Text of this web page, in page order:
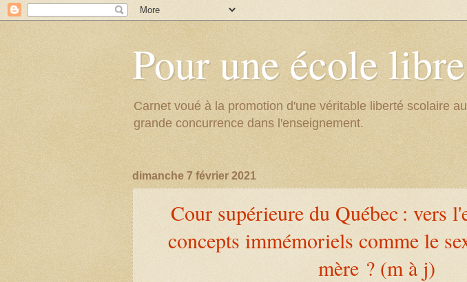
Pour une école
Carnet voué à la promotion d'une véritable liberté scolaire
grande concurrence dans l'enseignement.
dimanche 7 février 2021
Cour supérieure du Québec : vers
concepts immémoriels comme le
mère ? (m à j)